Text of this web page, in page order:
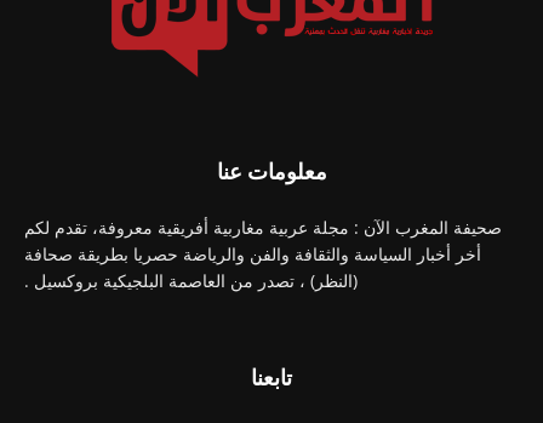
معلومات عنا
صحيفة المغرب الآن : مجلة عربية مغاربية أفريقية معروفة، تقدم لكم
أخر أخبار السياسة والثقافة والفن والرياضة حصريا بطريقة صحافة
(النظر) ، تصدر من العاصمة البلجيكية بروكسيل .
تابعنا